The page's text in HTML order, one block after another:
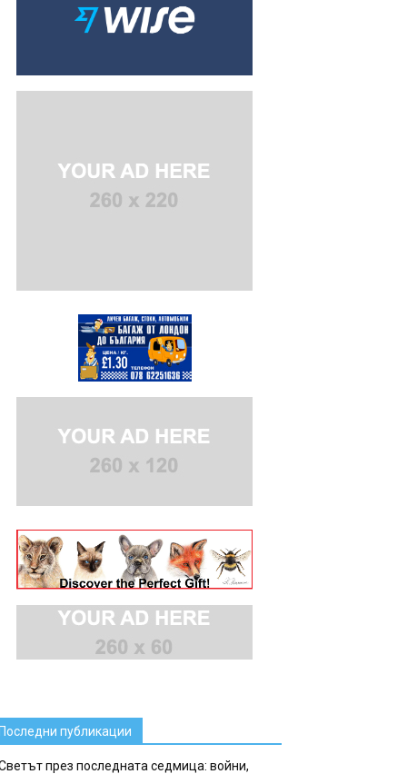
публикации
през последната седмица: войни,